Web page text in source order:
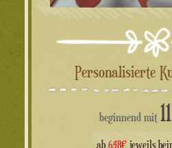
Personalisierte
beginnend mit
ab 6.48€ jeweils